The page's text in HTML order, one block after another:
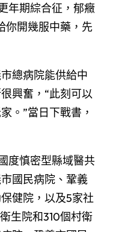
年期綜合征，郁癥
你開幾服中藥，先
總病院能供給中
興奮，“此刻可以
。”當日下戰書，
度慎密型縣域醫共
國民病院、鞏義
健院，以及5家社
生院和310個村衛